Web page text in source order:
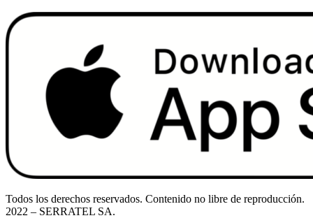
Todos los derechos reservados. Contenido no libre de reproducción.
2022 – SERRATEL SA.